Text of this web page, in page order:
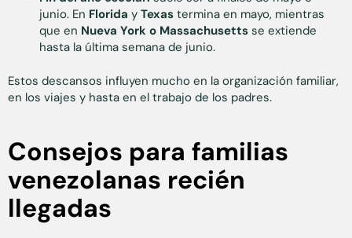
junio. En Florida y Texas termina en mayo, mientras
que en Nueva York o Massachusetts se extiende
hasta la última semana de junio.
Estos descansos influyen mucho en la organización familiar,
en los viajes y hasta en el trabajo de los padres.
Consejos para familias
venezolanas recién
llegadas